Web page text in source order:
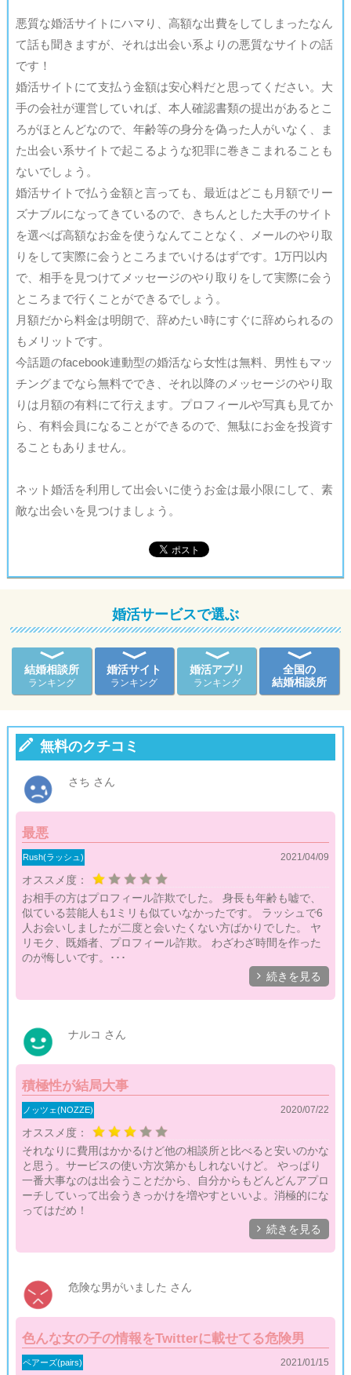
悪質な婚活サイトにハマり、高額な出費をしてしまったなん
て話も聞きますが、それは出会い系よりの悪質なサイトの話
です！
婚活サイトにて支払う金額は安心料だと思ってください。大
手の会社が運営していれば、本人確認書類の提出があるとこ
ろがほとんどなので、年齢等の身分を偽った人がいなく、ま
た出会い系サイトで起こるような犯罪に巻きこまれることも
ないでしょう。
婚活サイトで払う金額と言っても、最近はどこも月額でリー
ズナブルになってきているので、きちんとした大手のサイト
を選べば高額なお金を使うなんてことなく、メールのやり取
りをして実際に会うところまでいけるはずです。1万円以内
で、相手を見つけてメッセージのやり取りをして実際に会う
ところまで行くことができるでしょう。
月額だから料金は明朗で、辞めたい時にすぐに辞められるの
もメリットです。
今話題のfacebook連動型の婚活なら女性は無料、男性もマッ
チングまでなら無料ででき、それ以降のメッセージのやり取
りは月額の有料にて行えます。プロフィールや写真も見てか
ら、有料会員になることができるので、無駄にお金を投資す
ることもありません。
ネット婚活を利用して出会いに使うお金は最小限にして、素
敵な出会いを見つけましょう。
婚活サービスで選ぶ
結婚相談所
ランキング
婚活サイト
ランキング
婚活アプリ
ランキング
全国の
結婚相談所
 無料のクチコミ
さち さん
最悪
Rush(ラッシュ)
オススメ度：
2021/04/09
お相手の方はプロフィール詐欺でした。 身長も年齢も嘘で、
似ている芸能人も1ミリも似ていなかったです。 ラッシュで6
人お会いしましたが二度と会いたくない方ばかりでした。 ヤ
リモク、既婚者、プロフィール詐欺。 わざわざ時間を作った
のが悔しいです。･･･
続きを見る
ナルコ さん
積極性が結局大事
ノッツェ(NOZZE)
オススメ度：
2020/07/22
それなりに費用はかかるけど他の相談所と比べると安いのかな
と思う。サービスの使い方次第かもしれないけど。 やっぱり
一番大事なのは出会うことだから、自分からもどんどんアプロ
ーチしていって出会うきっかけを増やすといいよ。消極的にな
ってはだめ！
続きを見る
危険な男がいました さん
色んな女の子の情報をTwitterに載せてる危険男
ペアーズ(pairs) 2021/01/15